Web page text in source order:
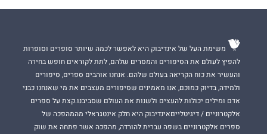
משימת העל של אינדיבוק היא לאפשר לכמה שיותר סופרים וסופרות
להפיץ לעולם את הסיפורים והמסרים שלהם, לתת לקוראים חופש בחירה
והעשיר את כוח הקריאה בעולם שלהם. אנחנו אוהבים ספרים, סיפורים
ולמידה, בדיוק כמוכם, אנו מאמינים שסיפורים מעצבים את מי שאנחנו כבני
אדם ומילים יכולות להעצים ולשנות את העולם שסביבנו.קצת על ספרים
אלקטרוניים / דיגיטלייםאינדיבוק היא חלק אינטגראלי מהמהפכה של
ספרים אלקטרוניים בשפה עברית להורדה, מהפכה אשר פתחה את שוק